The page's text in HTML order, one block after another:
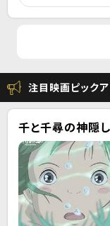
注目映画ピック
千と千尋の神隠し